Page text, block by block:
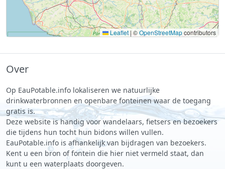
Leaflet|©OpenStreetMapcontributors
Over
Op EauPotable.info lokaliseren we natuurlijke
drinkwaterbronnen en openbare fonteinen waar de toegang
gratis is.
Deze website is handig voor wandelaars, fietsers en bezoekers
die tijdens hun tocht hun bidons willen vullen.
EauPotable.info is afhankelijk van bijdragen van bezoekers.
Kent u een bron of fontein die hier niet vermeld staat, dan
kunt u een waterplaats doorgeven.